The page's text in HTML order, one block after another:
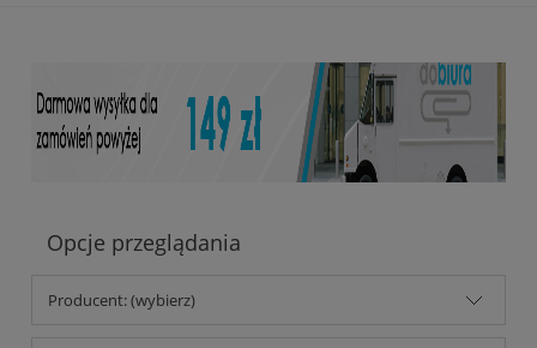
Opcje przeglądania
Producent: (wybierz)